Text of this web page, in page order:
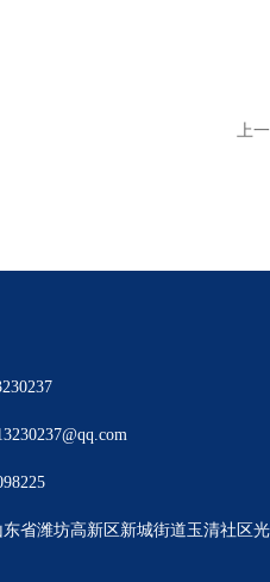
上
省潍坊高新区新城街道玉清社区